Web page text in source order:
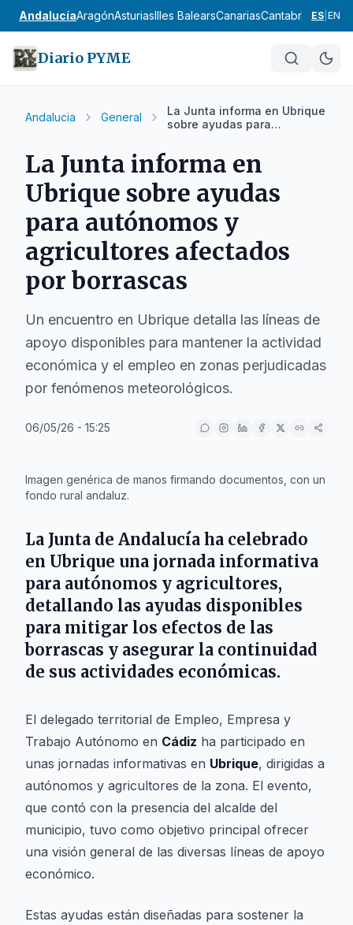
AndalucíaAragónAsturiasIlles BalearsCanariasCantabria Castilla
ES EN
Diario PYME
Andalucia General
La Junta informa en Ubrique
sobre ayudas para
La Junta informa en
Ubrique sobre ayudas
para autónomos y
agricultores afectados
por borrascas
Un encuentro en Ubrique detalla las líneas de
apoyo disponibles para mantener la actividad
económica y el empleo en zonas perjudicadas
por fenómenos meteorológicos.
06/05/26 - 15:25
Imagen genérica de manos firmando documentos, con un
fondo rural andaluz.
La Junta de Andalucía ha celebrado
en Ubrique una jornada informativa
para autónomos y agricultores,
detallando las ayudas disponibles
para mitigar los efectos de las
borrascas y asegurar la continuidad
de sus actividades económicas.
El delegado territorial de Empleo, Empresa y
Trabajo Autónomo en Cádiz ha participado en
unas jornadas informativas en Ubrique, dirigidas a
autónomos y agricultores de la zona. El evento,
que contó con la presencia del alcalde del
municipio, tuvo como objetivo principal ofrecer
una visión general de las diversas líneas de apoyo
económico.
Estas ayudas están diseñadas para sostener la